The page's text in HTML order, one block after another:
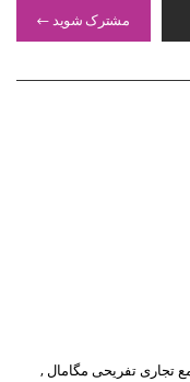
مشترک شوید
مجتمع تجاری تفریحی مگامال ,